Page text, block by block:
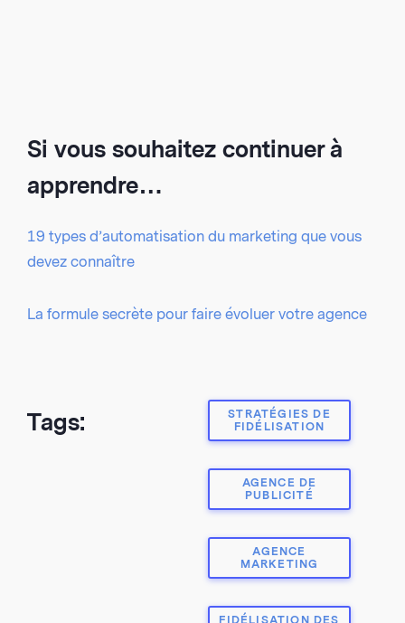
Si vous souhaitez continuer à
apprendre…
19 types d’automatisation du marketing que vous
devez connaître
La formule secrète pour faire évoluer votre agence
Tags:
STRATÉGIES DE
FIDÉLISATION
AGENCE DE
PUBLICITÉ
AGENCE
MARKETING